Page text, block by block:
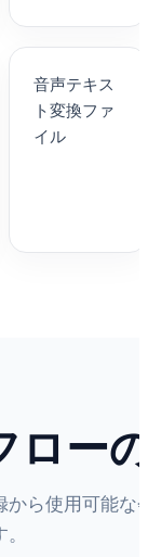
音声テキス
ト変換ファ
イル
ロー
ら使用可能な